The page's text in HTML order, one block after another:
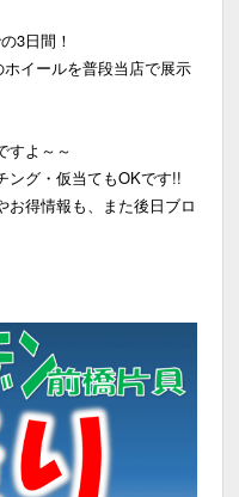
3日間！
イールを普段当店で展示
すよ～～
ング・仮当てもOKです!!
お得情報も、また後日ブロ